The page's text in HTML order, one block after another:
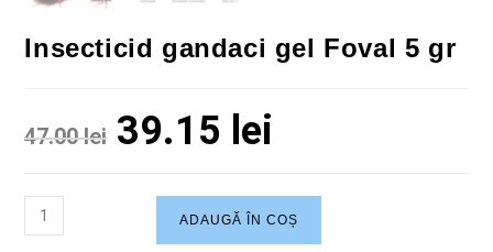
Insecticid gandaci gel Foval 5 gr
47.00lei 39.15 lei
ADAUGĂ ÎN COȘ